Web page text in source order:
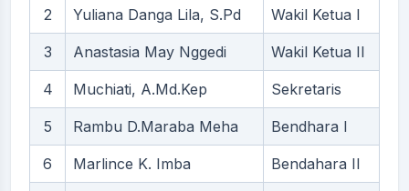
2 Yuliana Danga Lila, S.Pd Wakil Ketua I
3 Anastasia May Nggedi Wakil Ketua II
4 Muchiati, A.Md.Kep Sekretaris
5 Rambu D.Maraba Meha Bendhara I
6 Marlince K. Imba Bendahara II